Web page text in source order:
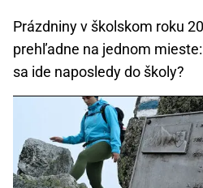
Prázdniny v školskom roku
prehľadne na jednom
sa ide naposledy do školy?